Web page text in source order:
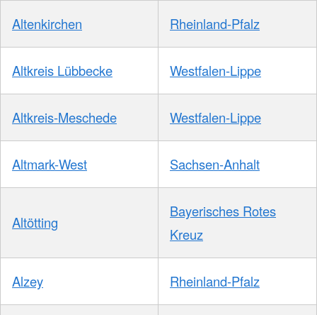
Altenkirchen Rheinland-Pfalz
Altkreis Lübbecke Westfalen-Lippe
Altkreis-Meschede Westfalen-Lippe
Altmark-West Sachsen-Anhalt
Altötting
Bayerisches Rotes
Kreuz
Alzey Rheinland-Pfalz